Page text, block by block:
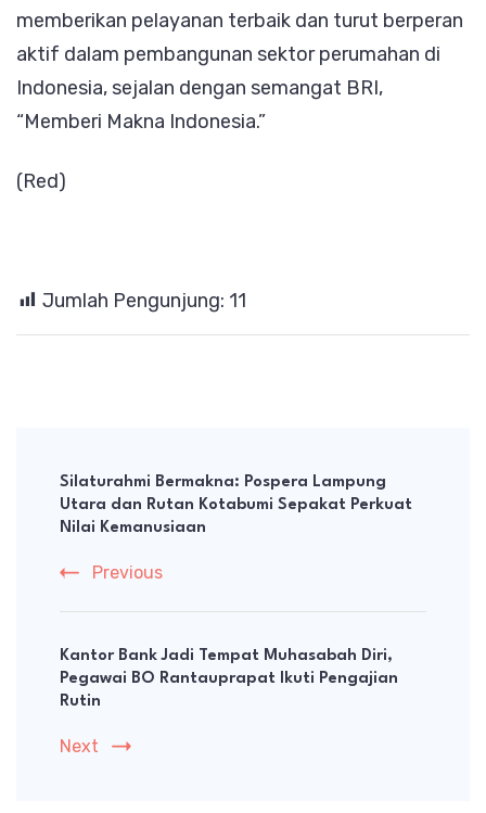
memberikan pelayanan terbaik dan turut berperan
aktif dalam pembangunan sektor perumahan di
Indonesia, sejalan dengan semangat BRI,
“Memberi Makna Indonesia.”
(Red)
Jumlah Pengunjung: 11
Navigation
Silaturahmi Bermakna: Pospera Lampung
Utara dan Rutan Kotabumi Sepakat Perkuat
Nilai Kemanusiaan
Previous
Kantor Bank Jadi Tempat Muhasabah Diri,
Pegawai BO Rantauprapat Ikuti Pengajian
Rutin
Next